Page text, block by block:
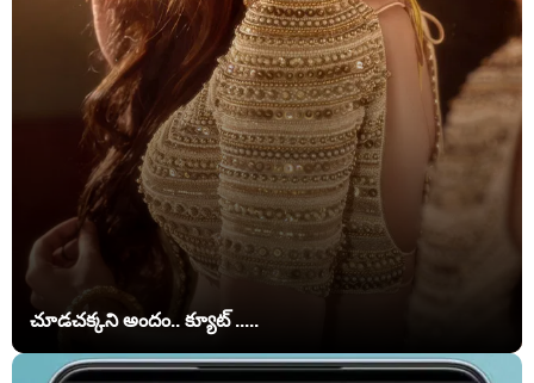
చూడచక్కని అందం.. క్యూట్ .....